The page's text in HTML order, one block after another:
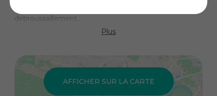
débroussaillement.
Pour toute information complémentaire, l’équipe de
disposition. +33 4 Honoraires à la charge du vendeur -
Montant estimé des dépenses annuelles d'énergie
pour un usage standard, établi à partir des prix de
l'énergie de l'année 2021 : 2550€ ~ 3460€
Plus
AFFICHER SUR LA CARTE